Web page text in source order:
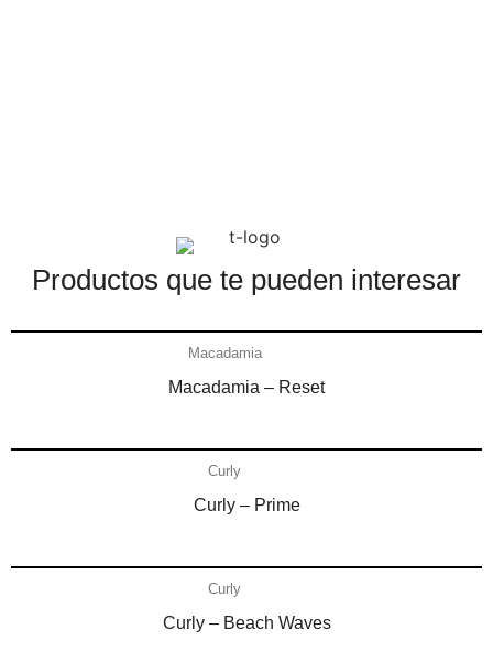
Productos que te pueden interesar​
Macadamia
Macadamia – Reset
Curly
Curly – Prime
Curly
Curly – Beach Waves